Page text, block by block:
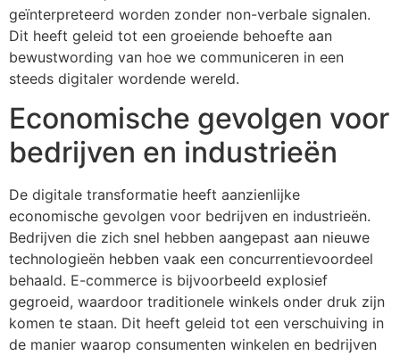
geïnterpreteerd worden zonder non-verbale signalen.
Dit heeft geleid tot een groeiende behoefte aan
bewustwording van hoe we communiceren in een
steeds digitaler wordende wereld.
Economische gevolgen voor
bedrijven en industrieën
De digitale transformatie heeft aanzienlijke
economische gevolgen voor bedrijven en industrieën.
Bedrijven die zich snel hebben aangepast aan nieuwe
technologieën hebben vaak een concurrentievoordeel
behaald. E-commerce is bijvoorbeeld explosief
gegroeid, waardoor traditionele winkels onder druk zijn
komen te staan. Dit heeft geleid tot een verschuiving in
de manier waarop consumenten winkelen en bedrijven